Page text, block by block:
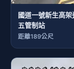
國道一號新生高
五管制站
距離189公尺